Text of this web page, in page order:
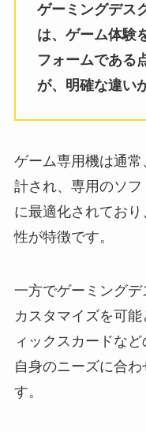
ゲーミングデス
は、ゲーム体験
フォームである
が、明確な違い
ゲーム専用機は通
計され、専用のソ
に最適化されてお
性が特徴です。
一方でゲーミング
カスタマイズを可
ィックスカードな
自身のニーズに合
す。